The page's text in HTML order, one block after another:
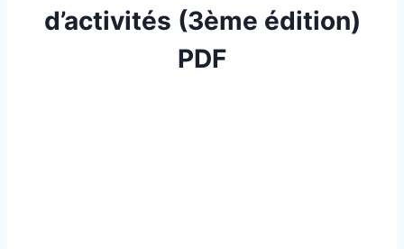
d’activités (3ème édition)
PDF